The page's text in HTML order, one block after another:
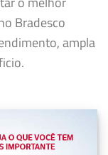
Bradesco
ampla